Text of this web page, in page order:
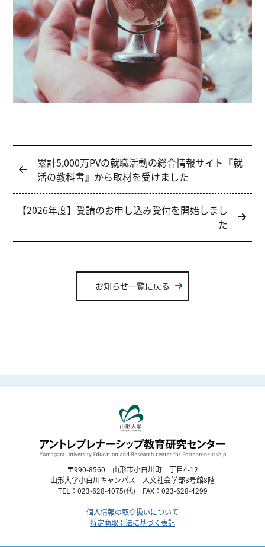
稿
ナ
ビ
ゲ
累計5,000万PVの就職活動の総合情報サイト『就
活の教科書』から取材を受けました
【2026年度】受講のお申し込み受付を開始しまし
た
お知らせ一覧に戻る
〒990-8560 山形市小白川町一丁目4-12
山形大学小白川キャンパス 人文社会学部3号館8階
TEL：023-628-4075(代) FAX：023-628-4299
個人情報の取り扱いについて
特定商取引法に基づく表記